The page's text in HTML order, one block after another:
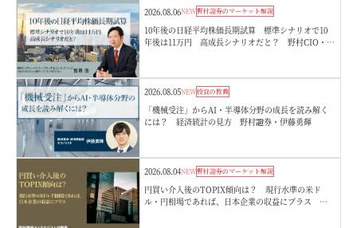
2026.08.06NEW野村證券のマーケット解説
10年後の日経平均株価長期試算 標準シナリオで10
年後は11万円 高成長シナリオだと？ 野村CIO・宮
2026.08.05NEW投資の教養
「機械受注」からAI・半導体分野の成長を読み解く
には？ 経済統計の見方 野村證券・伊藤勇輝
2026.08.04NEW野村證券のマーケット解説
円買い介入後のTOPIX傾向は？ 現行水準の米ド
ル・円相場であれば、日本企業の収益にプラス 野